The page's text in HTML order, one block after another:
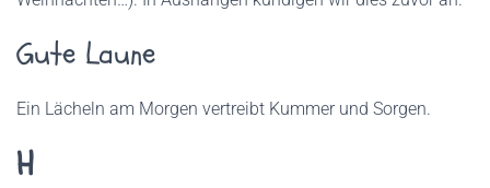
Gute Laune
Ein Lächeln am Morgen vertreibt Kummer und Sorgen.
H